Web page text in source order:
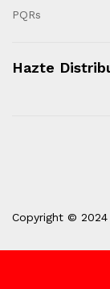
PQRs
Hazte
Copyright ©